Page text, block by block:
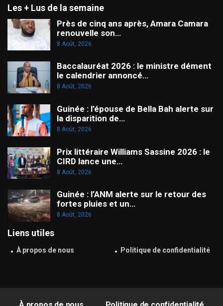
Les + Lus de la semaine
Près de cinq ans après, Amara Camara
renouvelle son…
8 Août, 2026
Baccalauréat 2026 : le ministre dément
le calendrier annoncé…
8 Août, 2026
Guinée : l’épouse de Bella Bah alerte sur
la disparition de…
8 Août, 2026
Prix littéraire Williams Sassine 2026 : le
CIRD lance une…
8 Août, 2026
Guinée : l’ANM alerte sur le retour des
fortes pluies et un…
8 Août, 2026
Liens utiles
À propos de nous Politique de confidentialité